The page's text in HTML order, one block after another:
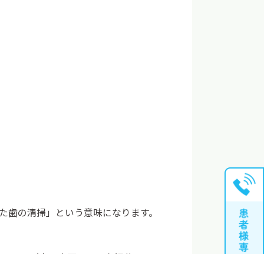
の清掃」という意味になります。